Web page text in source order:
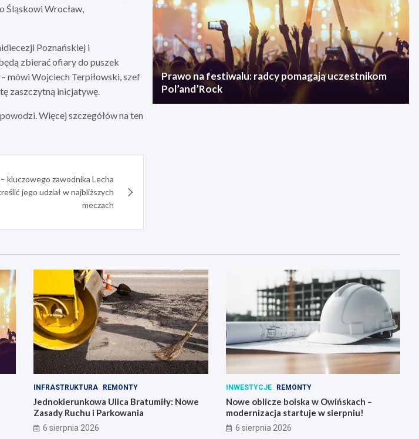
Śląskowi Wrocław,
Poznańskiej i
zbierać ofiary do puszek
mówi Wojciech Terpiłowski, szef
zaszczytną inicjatywę.
Więcej szczegółów na ten
kluczowego zawodnika Lecha
jego udział w najbliższych
meczach
Prawo na festiwalu: radcy pomagają uczestnikom
Pol’and’Rock
INFRASTRUKTURA REMONTY
Jednokierunkowa Ulica Bratumiły: Nowe
Zasady Ruchu i Parkowania
6 sierpnia 2026
INWESTYCJE REMONTY
Nowe oblicze boiska w Owińskach –
modernizacja startuje w sierpniu!
6 sierpnia 2026